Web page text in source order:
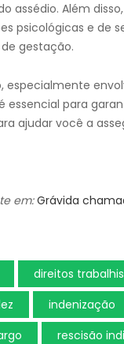
assédio. Além
psicológicas e de
gestação.
especialmente
essencial para
ajudar você a
em: Grávida
direitos
indenização
rescisão